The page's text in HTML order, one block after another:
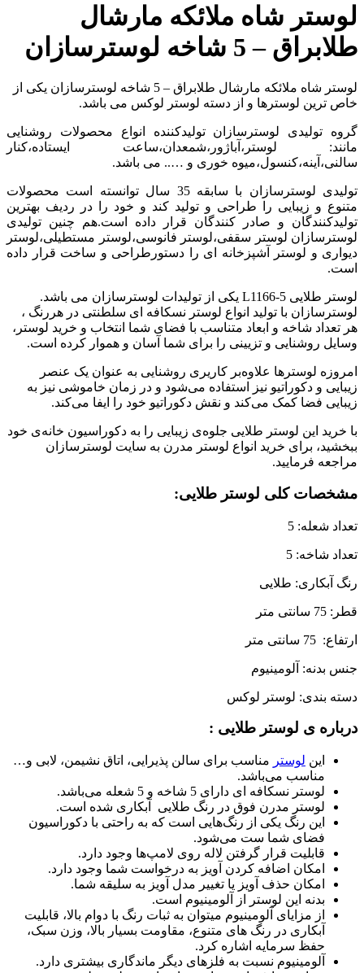
لوستر شاه ملائکه مارشال
طلابراق – 5 شاخه لوسترسازان
لوستر شاه ملائکه مارشال طلابراق – 5 شاخه لوسترسازان یکی از
خاص ترین لوسترها و از دسته لوستر لوکس می باشد.
گروه تولیدی لوسترسازان تولیدکننده انواع محصولات روشنایی
مانند: لوستر،آباژور،شمعدان،ساعت ایستاده،کنار
سالنی،آینه،کنسول،میوه خوری و ….. می باشد.
تولیدی لوسترسازان با سابقه 35 سال توانسته است محصولات
متنوع و زیبایی را طراحی و تولید کند و خود را در ردیف بهترین
تولیدکنندگان و صادر کنندگان قرار داده است.هم چنین تولیدی
لوسترسازان لوستر سقفی،لوستر فانوسی،لوستر مستطیلی،لوستر
دیواری و لوستر آشپزخانه ای را دستورطراحی و ساخت قرار داده
است.
لوستر طلایی L1166-5 یکی از تولیدات لوسترسازان می باشد.
لوسترسازان با تولید انواع لوستر نسکافه ای سلطنتی در هررنگ ،
هر تعداد شاخه و ابعاد متناسب با فضای شما انتخاب و خرید لوستر،
وسایل روشنایی و تزیینی را برای شما آسان و هموار کرده است.
امروزه لوسترها علاوه‌بر کاریری روشنایی به عنوان یک عنصر
زیبایی و دکوراتیو نیز استفاده می‌شود و در زمان خاموشی نیز به
زیبایی فضا کمک می‌کند و نقش دکوراتیو خود را ایفا می‌کند.
با خرید این لوستر طلایی جلوه‌ی زیبایی را به دکوراسیون خانه‌ی خود
ببخشید، برای خرید انواع لوستر مدرن به سایت لوسترسازان
مراجعه فرمایید.
مشخصات کلی لوستر طلایی:
تعداد شعله: 5
تعداد شاخه: 5
رنگ آبکاری: طلایی
قطر: 75 سانتی متر
ارتفاع: 75 سانتی متر
جنس بدنه: آلومینیوم
دسته بندی: لوستر لوکس
درباره ی لوستر طلایی :
این لوستر مناسب برای سالن پذیرایی، اتاق نشیمن، لابی و…
مناسب می‌باشد.
لوستر نسکافه ای دارای 5 شاخه و 5 شعله می‌باشد.
لوستر مدرن فوق در رنگ طلایی آبکاری شده است.
این رنگ یکی از رنگ‌هایی است که به راحتی با دکوراسیون
فضای شما ست می‌شود.
قابلیت قرار گرفتن لاله روی لامپ‌ها وجود دارد.
امکان اضافه کردن آویز به درخواست شما وجود دارد.
امکان حذف آویز یا تغییر مدل آویز به سلیقه شما.
بدنه این لوستر از آلومینیوم است.
از مزایای آلومینیوم میتوان به ثبات رنگ با دوام بالا، قابلیت
آبکاری در رنگ های متنوع، مقاومت بسیار بالا، وزن سبک،
حفظ سرمایه اشاره کرد.
آلومینیوم نسبت به فلزهای دیگر ماندگاری بیشتری دارد.